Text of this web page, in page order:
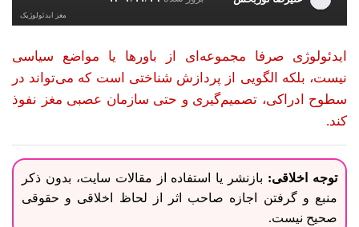
مغز ایدئولوژیک
ایدئولوژی صرفا مجموعه‌ای از باورها یا مواضع سیاسی
نیست، بلکه الگویی از پردازش شناختی است که می‌تواند در
سطوح ادراکی، تصمیم‌گیری و حتی سازمان عصبی مغز نفوذ
کند.
توجه اخلاقی: بازنشر یا استفاده از مقالات سایت، بدون ذکر
منبع و گرفتن اجازه صاحب اثر از لحاظ اخلاقی و حقوقی
صحیح نیست.